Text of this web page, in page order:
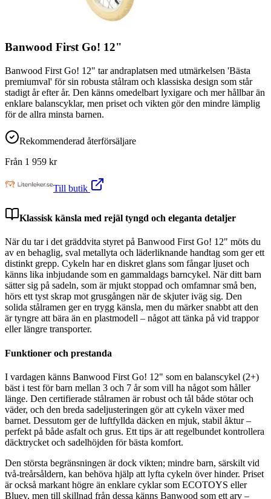
Banwood First Go! 12"
Banwood First Go! 12" tar andraplatsen med utmärkelsen 'Bästa
premiumval' för sin robusta stålram och klassiska design som står
stadigt år efter år. Den känns omedelbart lyxigare och mer hållbar än
enklare balanscyklar, men priset och vikten gör den mindre lämplig
för de allra minsta barnen.
Rekommenderad återförsäljare
Från 1 959 kr
Till butik
Klassisk känsla med rejäl tyngd och eleganta detaljer
När du tar i det gräddvita styret på Banwood First Go! 12" möts du
av en behaglig, sval metallyta och läderliknande handtag som ger ett
distinkt grepp. Cykeln har en diskret glans som fångar ljuset och
känns lika inbjudande som en gammaldags barncykel. När ditt barn
sätter sig på sadeln, som är mjukt stoppad och omfamnar små ben,
hörs ett tyst skrap mot grusgången när de skjuter iväg sig. Den
solida stålramen ger en trygg känsla, men du märker snabbt att den
är tyngre att bära än en plastmodell – något att tänka på vid trappor
eller längre transporter.
Funktioner och prestanda
I vardagen känns Banwood First Go! 12" som en balanscykel (2+)
bäst i test för barn mellan 3 och 7 år som vill ha något som håller
länge. Den certifierade stålramen är robust och tål både stötar och
väder, och den breda sadeljusteringen gör att cykeln växer med
barnet. Dessutom ger de luftfyllda däcken en mjuk, stabil åktur –
perfekt på både asfalt och grus. Ett tips är att regelbundet kontrollera
däcktrycket och sadelhöjden för bästa komfort.
Den största begränsningen är dock vikten; mindre barn, särskilt vid
två-treårsåldern, kan behöva hjälp att lyfta cykeln över hinder. Priset
är också markant högre än enklare cyklar som ECOTOYS eller
Bluey, men till skillnad från dessa känns Banwood som ett arv –